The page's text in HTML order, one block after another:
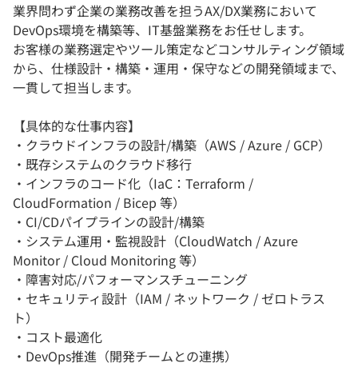
業界問わず企業の業務改善を担うAX/DX業務において
DevOps環境を構築等、IT基盤業務をお任せします。
お客様の業務選定やツール策定などコンサルティング領域
から、仕様設計・構築・運用・保守などの開発領域まで、
一貫して担当します。
【具体的な仕事内容】
・クラウドインフラの設計/構築（AWS / Azure / GCP）
・既存システムのクラウド移行
・インフラのコード化（IaC：Terraform /
CloudFormation / Bicep 等）
・CI/CDパイプラインの設計/構築
・システム運用・監視設計（CloudWatch / Azure
Monitor / Cloud Monitoring 等）
・障害対応/パフォーマンスチューニング
・セキュリティ設計（IAM / ネットワーク / ゼロトラス
ト）
・コスト最適化
・DevOps推進（開発チームとの連携）